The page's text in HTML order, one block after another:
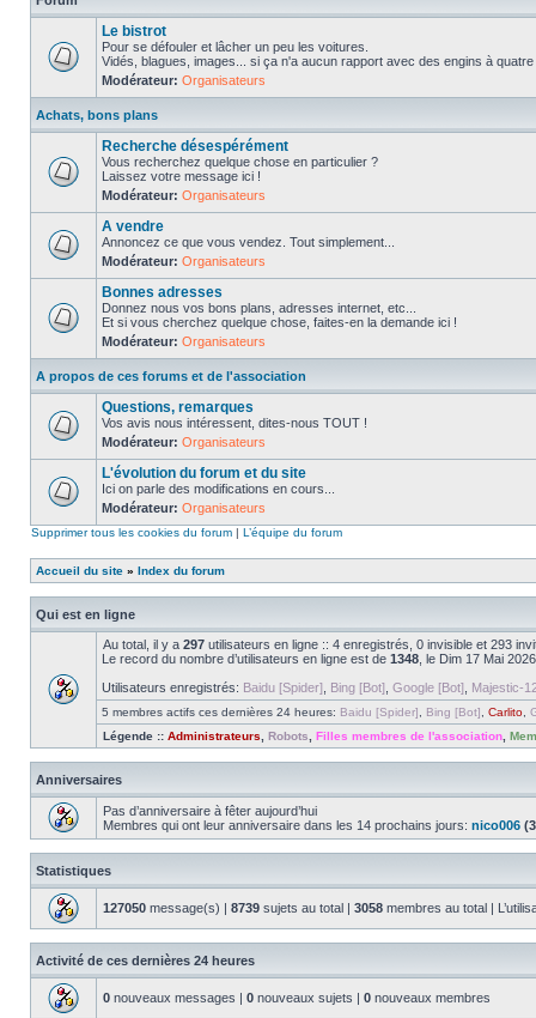
Le bistrot
Pour se défouler et lâcher un peu les voitures.
Vidés, blagues, images... si ça n'a aucun rapport avec des engins à
Modérateur: Organisateurs
Achats, bons plans
Recherche désespérément
Vous recherchez quelque chose en particulier ?
Laissez votre message ici !
Modérateur: Organisateurs
A vendre
Annoncez ce que vous vendez. Tout simplement...
Modérateur: Organisateurs
Bonnes adresses
Donnez nous vos bons plans, adresses internet, etc...
Et si vous cherchez quelque chose, faites-en la demande ici !
Modérateur: Organisateurs
A propos de ces forums et de l'association
Questions, remarques
Vos avis nous intéressent, dites-nous TOUT !
Modérateur: Organisateurs
L'évolution du forum et du site
Ici on parle des modifications en cours...
Modérateur: Organisateurs
Supprimer tous les cookies du forum | L’équipe du forum
Accueil du site » Index du forum
Qui est en ligne
Au total, il y a 297 utilisateurs en ligne :: 4 enregistrés, 0 invisible et 293
Le record du nombre d’utilisateurs en ligne est de 1348 , le Dim 17 Mai
Utilisateurs enregistrés: Baidu [Spider] Bing [Bot] Google [Bot] Majestic-
5 membres actifs ces dernières 24 heures: Baidu [Spider] Bing [Bot] Carlito
Légende :: Administrateurs Robots Filles membres de l'association
Anniversaires
Pas d’anniversaire à fêter aujourd’hui
Membres qui ont leur anniversaire dans les 14 prochains jours: nico006
Statistiques
127050 message(s) | 8739 sujets au total | 3058 membres au total |
Activité de ces dernières 24 heures
0 nouveaux messages | 0 nouveaux sujets | 0 nouveaux membres